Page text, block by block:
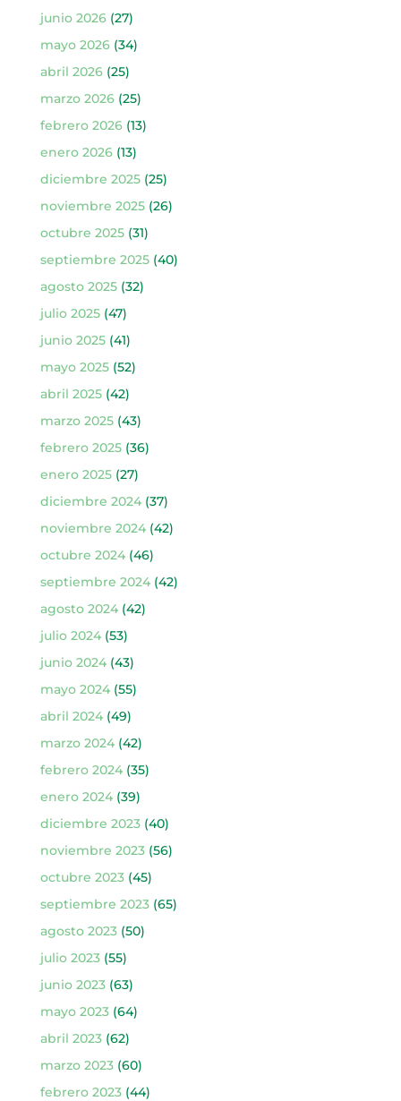
junio 2026(27)
mayo 2026(34)
abril 2026(25)
marzo 2026(25)
febrero 2026(13)
enero 2026(13)
diciembre 2025(25)
noviembre 2025(26)
octubre 2025(31)
septiembre 2025(40)
agosto 2025(32)
julio 2025(47)
junio 2025(41)
mayo 2025(52)
abril 2025(42)
marzo 2025(43)
febrero 2025(36)
enero 2025(27)
diciembre 2024(37)
noviembre 2024(42)
octubre 2024(46)
septiembre 2024(42)
agosto 2024(42)
julio 2024(53)
junio 2024(43)
mayo 2024(55)
abril 2024(49)
marzo 2024(42)
febrero 2024(35)
enero 2024(39)
diciembre 2023(40)
noviembre 2023(56)
octubre 2023(45)
septiembre 2023(65)
agosto 2023(50)
julio 2023(55)
junio 2023(63)
mayo 2023(64)
abril 2023(62)
marzo 2023(60)
febrero 2023(44)